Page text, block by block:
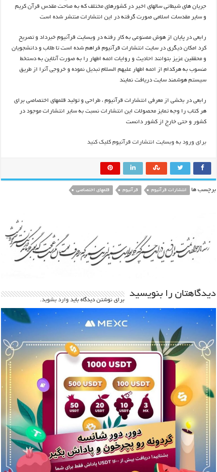
جریان های شیطانی سالهای اخیر در کشورهای مختلف که به صاحت مقدس قرآن کریم
و سایر مقدسات اسلامی صورت گرفته در این انتشارات منتشر شده است
رابعی در پایان از هوش مصنوعی به کار رفته در وبسایت قرآنیوم خبرداد و تصریح
کرد امکان دیگری در سایت انتشارات قرآنیوم فراهم شده است تا طلاب و دانشجویان
و محققین عزیز بتوانند احادیث و روایات ائمه اطهار را به صورت آنلاین به دستخط
منسوب به هرکدام از ائمه اطهار علیهم السلام تبدیل نموده و خروجی آنرا از طریق
سیستم هوشمند سایت دریافت نمایند
رابعی در بخشی از معرفی انتشارات قرآنیوم ، طراحی و تولید قلمهای اختصاصی برای
هر کتاب را وجه تمایز محصولات این انتشارات نسبت به سایر انتشارات موجود در
کشور و حتی خارج از کشور دانست
برای ورود به وبسایت انتشارات قرآنیوم کلیک کنید
برچسب ها انتشارات قرآنیوم قرآنیوم قلمهای اختصاصی
دیدگاهتان را بنویسید
برای نوشتن دیدگاه باید وارد بشوید.